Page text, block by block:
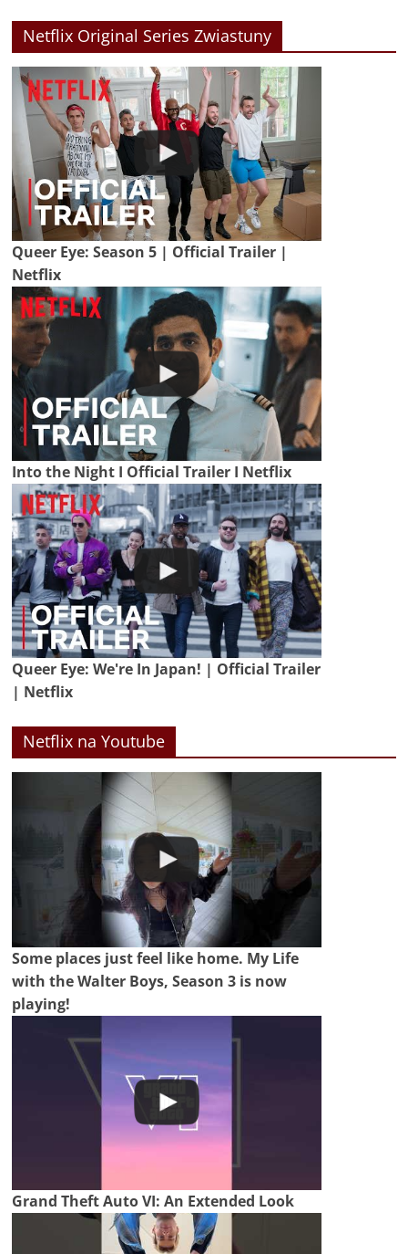
Netflix Original Series Zwiastuny
Queer Eye: Season 5 | Official Trailer |
Netflix
Into the Night I Official Trailer I Netflix
Queer Eye: We're In Japan! | Official Trailer
| Netflix
Netflix na Youtube
Some places just feel like home. My Life
with the Walter Boys, Season 3 is now
playing!
Grand Theft Auto VI: An Extended Look